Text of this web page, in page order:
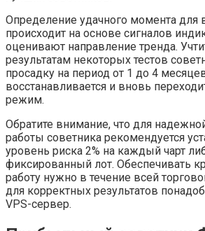
Определение удачного момента для
происходит на основе сигналов
оценивают направление тренда.
результатам некоторых тестов
просадку на период от 1 до 4
восстанавливается и вновь
режим.
Обратите внимание, что для
работы советника рекомендуется
уровень риска 2% на каждый чарт
фиксированный лот. Обеспечивать
работу нужно в течение всей
для корректных результатов
VPS-сервер.